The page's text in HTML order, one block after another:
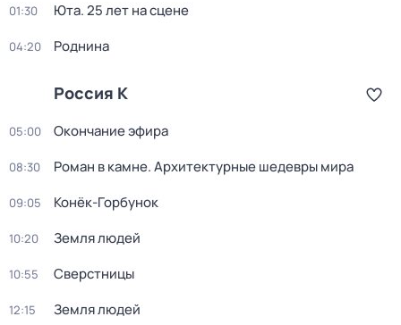
01:30 Юта. 25 лет на сцене
04:20 Роднина
Россия К
05:00 Окончание эфира
08:30 Роман в камне. Архитектурные шедевры мира
09:05 Конёк-Горбунок
10:20 Земля людей
10:55 Сверстницы
12:15 Земля людей